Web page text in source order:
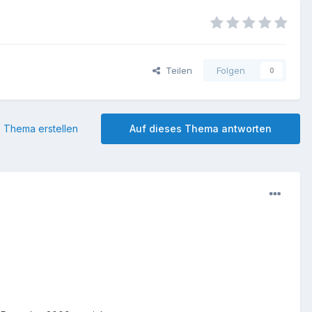
Teilen Folgen 0
Auf dieses Thema antworten
Thema erstellen